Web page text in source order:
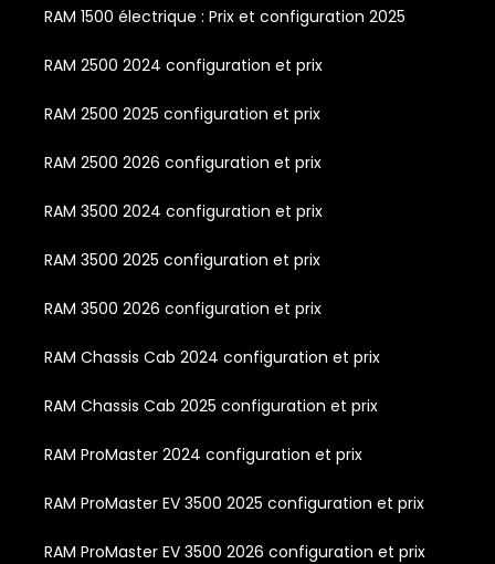
RAM 1500 électrique : Prix et configuration 2025
RAM 2500 2024 configuration et prix
RAM 2500 2025 configuration et prix
RAM 2500 2026 configuration et prix
RAM 3500 2024 configuration et prix
RAM 3500 2025 configuration et prix
RAM 3500 2026 configuration et prix
RAM Chassis Cab 2024 configuration et prix
RAM Chassis Cab 2025 configuration et prix
RAM ProMaster 2024 configuration et prix
RAM ProMaster EV 3500 2025 configuration et prix
RAM ProMaster EV 3500 2026 configuration et prix